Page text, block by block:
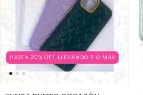
HASTA 20% OFF LLEVANDO 3 O MÁS